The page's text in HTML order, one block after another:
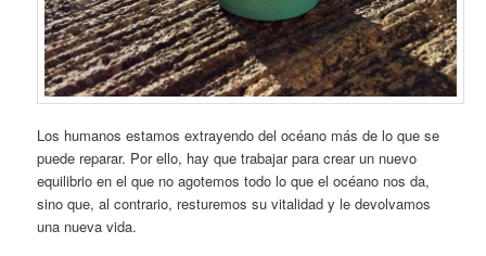
Los humanos estamos extrayendo del océano más de lo que se
puede reparar. Por ello, hay que trabajar para crear un nuevo
equilibrio en el que no agotemos todo lo que el océano nos da,
sino que, al contrario, resturemos su vitalidad y le devolvamos
una nueva vida.